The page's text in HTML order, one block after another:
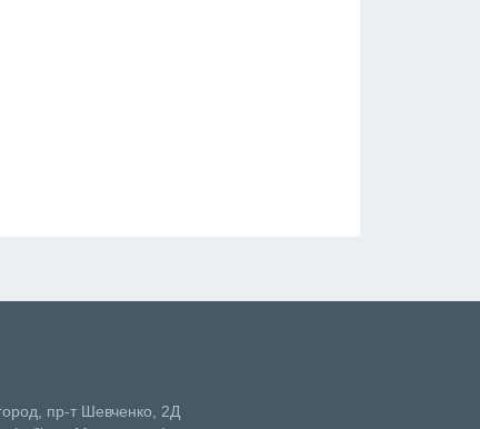
пр-т Шевченко, 2Д